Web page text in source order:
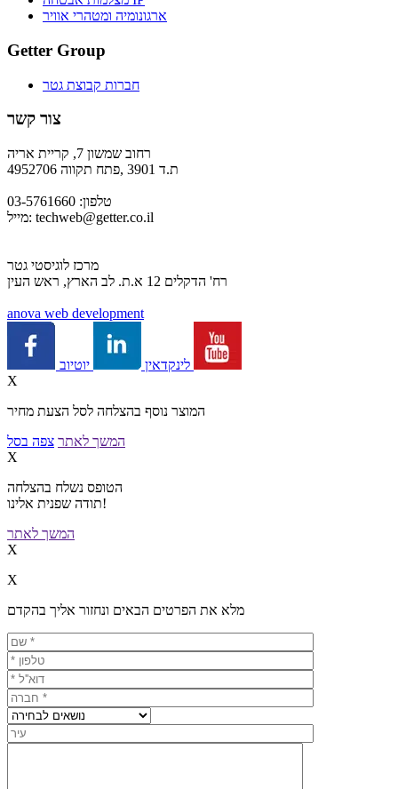
ארגונומיה ומטהרי אוויר
Getter Group
חברות קבוצת גטר
צור קשר
רחוב שמשון 7, קריית אריה
ת.ד 3901 ,פתח תקווה 4952706
טלפון: 03-5761660
מייל: techweb@getter.co.il
מרכז לוגיסטי גטר
רח' הדקלים 12 א.ת. לב הארץ, ראש העין
anova web development
לינקדאין
X
המוצר נוסף בהצלחה לסל הצעת מחיר
המשך לאתר צפה בסל
X
הטופס נשלח בהצלחה
תודה שפנית אלינו!
המשך לאתר
X
X
מלא את הפרטים הבאים ונחזור אליך בהקדם